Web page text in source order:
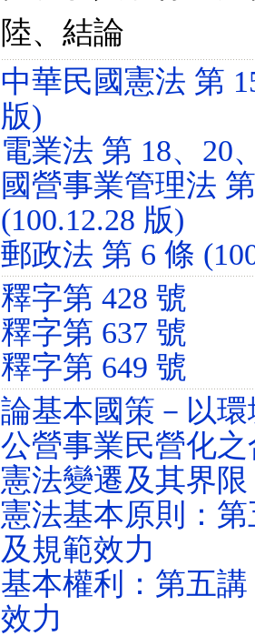
陸、結論
中華民國憲法 第
版)
電業法 第 18、20
國營事業管理法
(100.12.28 版)
郵政法 第 6 條
釋字第 428 號
釋字第 637 號
釋字第 649 號
論基本國策－以
公營事業民營化
憲法變遷及其界限
憲法基本原則：
及規範效力
基本權利：第五
效力